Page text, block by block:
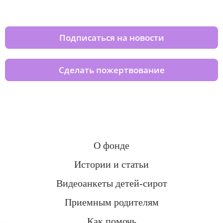
Подписаться на новости
Сделать пожертвование
О фонде
Истории и статьи
Видеоанкеты детей-сирот
Приемным родителям